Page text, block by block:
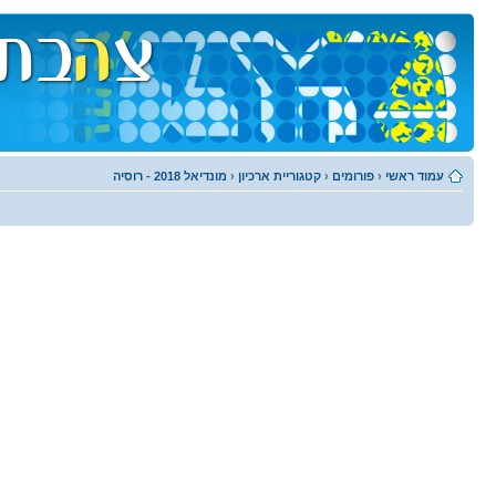
עמוד ראשי ‹ פורומים ‹ קטגוריית ארכיון ‹ מונדיאל 2018 - רוסיה